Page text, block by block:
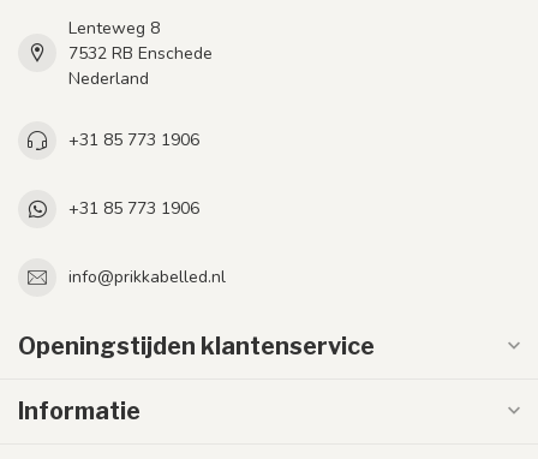
Lenteweg 8
7532 RB Enschede
Nederland
+31 85 773 1906
+31 85 773 1906
info@prikkabelled.nl
Openingstijden klantenservice
Informatie